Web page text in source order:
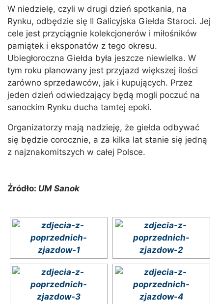
W niedzielę, czyli w drugi dzień spotkania, na
Rynku, odbędzie się II Galicyjska Giełda Staroci. Jej
cele jest przyciągnie kolekcjonerów i miłośników
pamiątek i eksponatów z tego okresu.
Ubiegłoroczna Giełda była jeszcze niewielka. W
tym roku planowany jest przyjazd większej ilości
zarówno sprzedawców, jak i kupujących. Przez
jeden dzień odwiedzający będą mogli poczuć na
sanockim Rynku ducha tamtej epoki.
Organizatorzy mają nadzieję, że giełda odbywać
się będzie corocznie, a za kilka lat stanie się jedną
z najznakomitszych w całej Polsce.
Źródło: UM Sanok